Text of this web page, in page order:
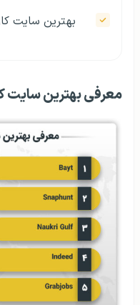
بهترین سایت
معرفی بهترین سایت